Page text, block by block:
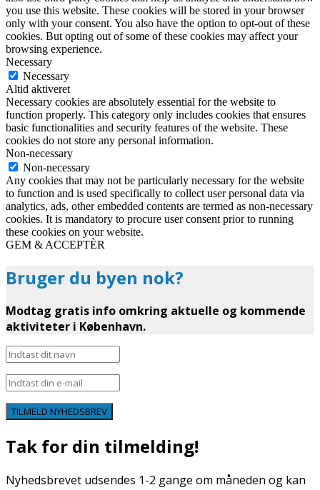
you use this website. These cookies will be stored in your browser
only with your consent. You also have the option to opt-out of these
cookies. But opting out of some of these cookies may affect your
browsing experience.
Necessary
Necessary
Altid aktiveret
Necessary cookies are absolutely essential for the website to
function properly. This category only includes cookies that ensures
basic functionalities and security features of the website. These
cookies do not store any personal information.
Non-necessary
Non-necessary
Any cookies that may not be particularly necessary for the website
to function and is used specifically to collect user personal data via
analytics, ads, other embedded contents are termed as non-necessary
cookies. It is mandatory to procure user consent prior to running
these cookies on your website.
GEM & ACCEPTÈR
Bruger du byen nok?
Modtag gratis info omkring aktuelle og kommende
aktiviteter i København.
TILMELD NYHEDSBREV
Tak for din tilmelding!
Nyhedsbrevet udsendes 1-2 gange om måneden og kan